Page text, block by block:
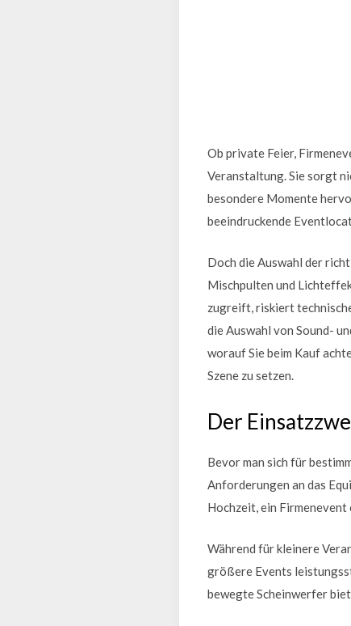
Ob private Feier,
Veranstaltung. Sie sorgt
besondere Momente
beeindruckende
Doch die Auswahl der
Mischpulten und
zugreift, riskiert
die Auswahl von Sound-
worauf Sie beim Kauf
Szene zu setzen.
Der
Bevor man sich für
Anforderungen an das
Hochzeit, ein
Während für kleinere
größere Events
bewegte Scheinwerfer